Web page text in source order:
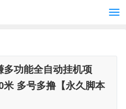
多功能全自动挂机项
米 多号多撸【永久脚本